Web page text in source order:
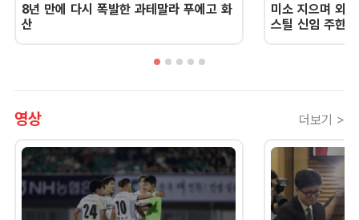
8년 만에 다시 폭발한 과테말라 푸에고 화
산
미소 지으며 외
스틸 신임 주한
영상 더보기 >